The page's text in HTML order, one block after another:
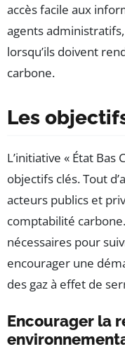
accès facile aux
agents
lorsqu’ils doivent
carbone.
Les
L’initiative « État
objectifs clés. Tout
acteurs publics et
comptabilité
nécessaires pour
encourager une
des gaz à effet de
Encourager la